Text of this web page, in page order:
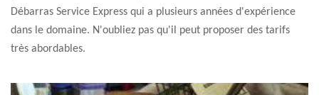
Débarras Service Express qui a plusieurs années d'expérience
dans le domaine. N'oubliez pas qu'il peut proposer des tarifs
très abordables.